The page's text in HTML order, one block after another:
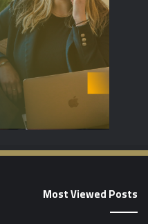
Most Viewed Posts